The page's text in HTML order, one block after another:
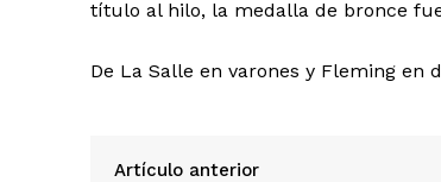
título al hilo, la medalla de bronce
De La Salle en varones y Fleming en
Artículo anterior